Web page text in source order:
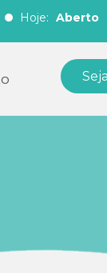
Hoje: Aberto